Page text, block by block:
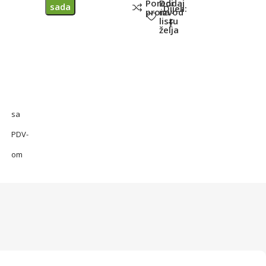
sa
PDV-
om
sada
Poredi
proizvod
Dodaj
na
listu
želja
Dijeli: